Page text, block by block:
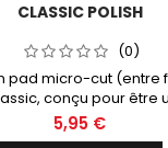
CLASSIC POLISH
(0)
pad micro-cut (entre
conçu pour être
Diamètre de 50, 75
5,95 €